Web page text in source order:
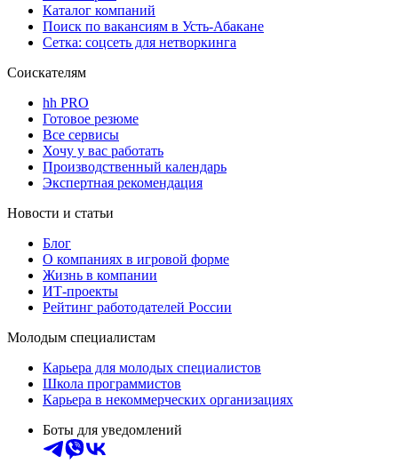
Каталог компаний
Поиск по вакансиям в Усть-Абакане
Сетка: соцсеть для нетворкинга
Соискателям
hh PRO
Готовое резюме
Все сервисы
Хочу у вас работать
Производственный календарь
Экспертная рекомендация
Новости и статьи
Блог
О компаниях в игровой форме
Жизнь в компании
ИТ-проекты
Рейтинг работодателей России
Молодым специалистам
Карьера для молодых специалистов
Школа программистов
Карьера в некоммерческих организациях
Боты для уведомлений